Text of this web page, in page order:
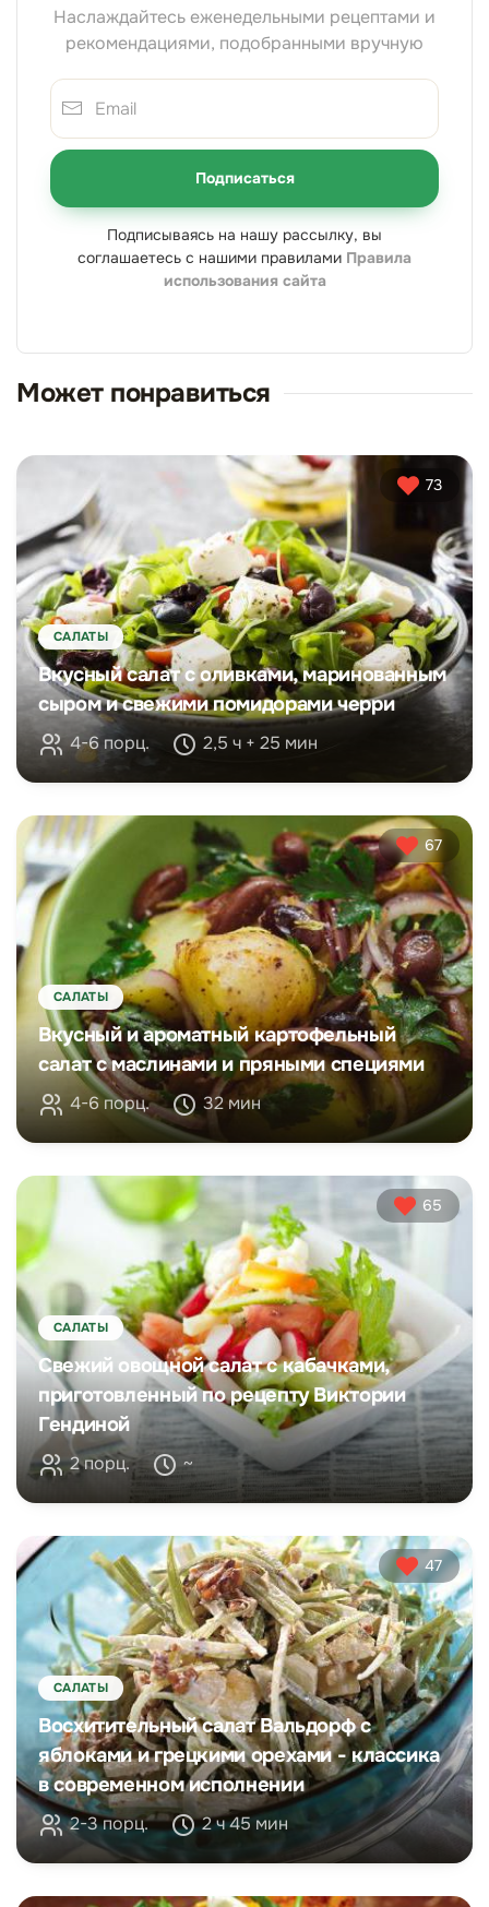
Наслаждайтесь еженедельными рецептами и
рекомендациями, подобранными вручную
Подписаться
Подписываясь на нашу рассылку, вы
соглашаетесь с нашими правилами Правила
использования сайта
Может понравиться
73
САЛАТЫ
Вкусный салат с оливками, маринованным
сыром и свежими помидорами черри
4-6 порц. 2,5 ч + 25 мин
67
САЛАТЫ
Вкусный и ароматный картофельный
салат с маслинами и пряными специями
4-6 порц. 32 мин
65
САЛАТЫ
Свежий овощной салат с кабачками,
приготовленный по рецепту Виктории
Гендиной
2 порц. ~
47
САЛАТЫ
Восхитительный салат Вальдорф с
яблоками и грецкими орехами - классика
в современном исполнении
2-3 порц. 2 ч 45 мин